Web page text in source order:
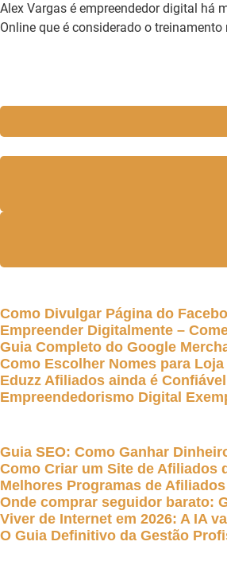
Alex Vargas é empreendedor digital há
Online que é considerado o
Como Divulgar Página do
Empreender Digitalmente –
Guia Completo do Google
Como Escolher Nomes para
Eduzz Afiliados ainda é
Empreendedorismo Digital
Guia SEO: Como Ganhar
Como Criar um Site de Afiliados
Melhores Programas de
Onde comprar seguidor barato:
Viver de Internet em 2026: A IA
O Guia Definitivo da Gestão